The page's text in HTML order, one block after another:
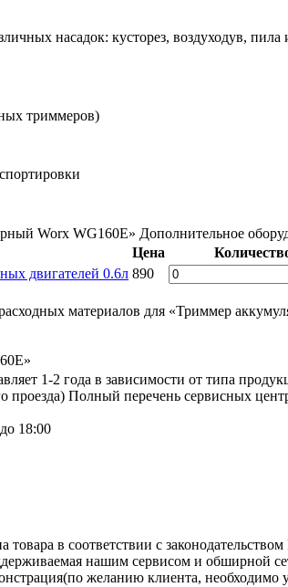
насадок: кусторез, воздуходув, пила
триммеров)
Worx WG160E» Дополнительное
Цена
двигателей 0.6л 890
материалов для «Триммер
1-2 года в зависимости от типа
Полный перечень сервисных
18:00
в соответствии с
нашим сервисом и обширной
желанию клиента, необходимо